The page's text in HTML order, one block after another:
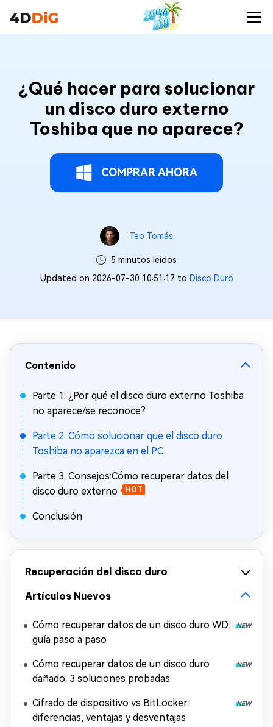
¿Qué hacer para solucionar
un disco duro externo
Toshiba que no aparece?
COMPRAR AHORA
Teo Tomás
5 minutos leídos
Updated on 2026-07-30 10:51:17 to Disco Duro
Contenido
Parte 1: ¿Por qué el disco duro externo Toshiba
no aparece/se reconoce?
Parte 2: Cómo solucionar que el disco duro
Toshiba no aparezca en el PC
Parte 3. Consejos:Cómo recuperar datos del
disco duro externo
HOT
Conclusión
Recuperación del disco duro
Artículos Nuevos
Cómo recuperar datos de un disco duro WD:
guía paso a paso
Cómo recuperar datos de un disco duro
dañado: 3 soluciones probadas
Cifrado de dispositivo vs BitLocker:
diferencias, ventajas y desventajas